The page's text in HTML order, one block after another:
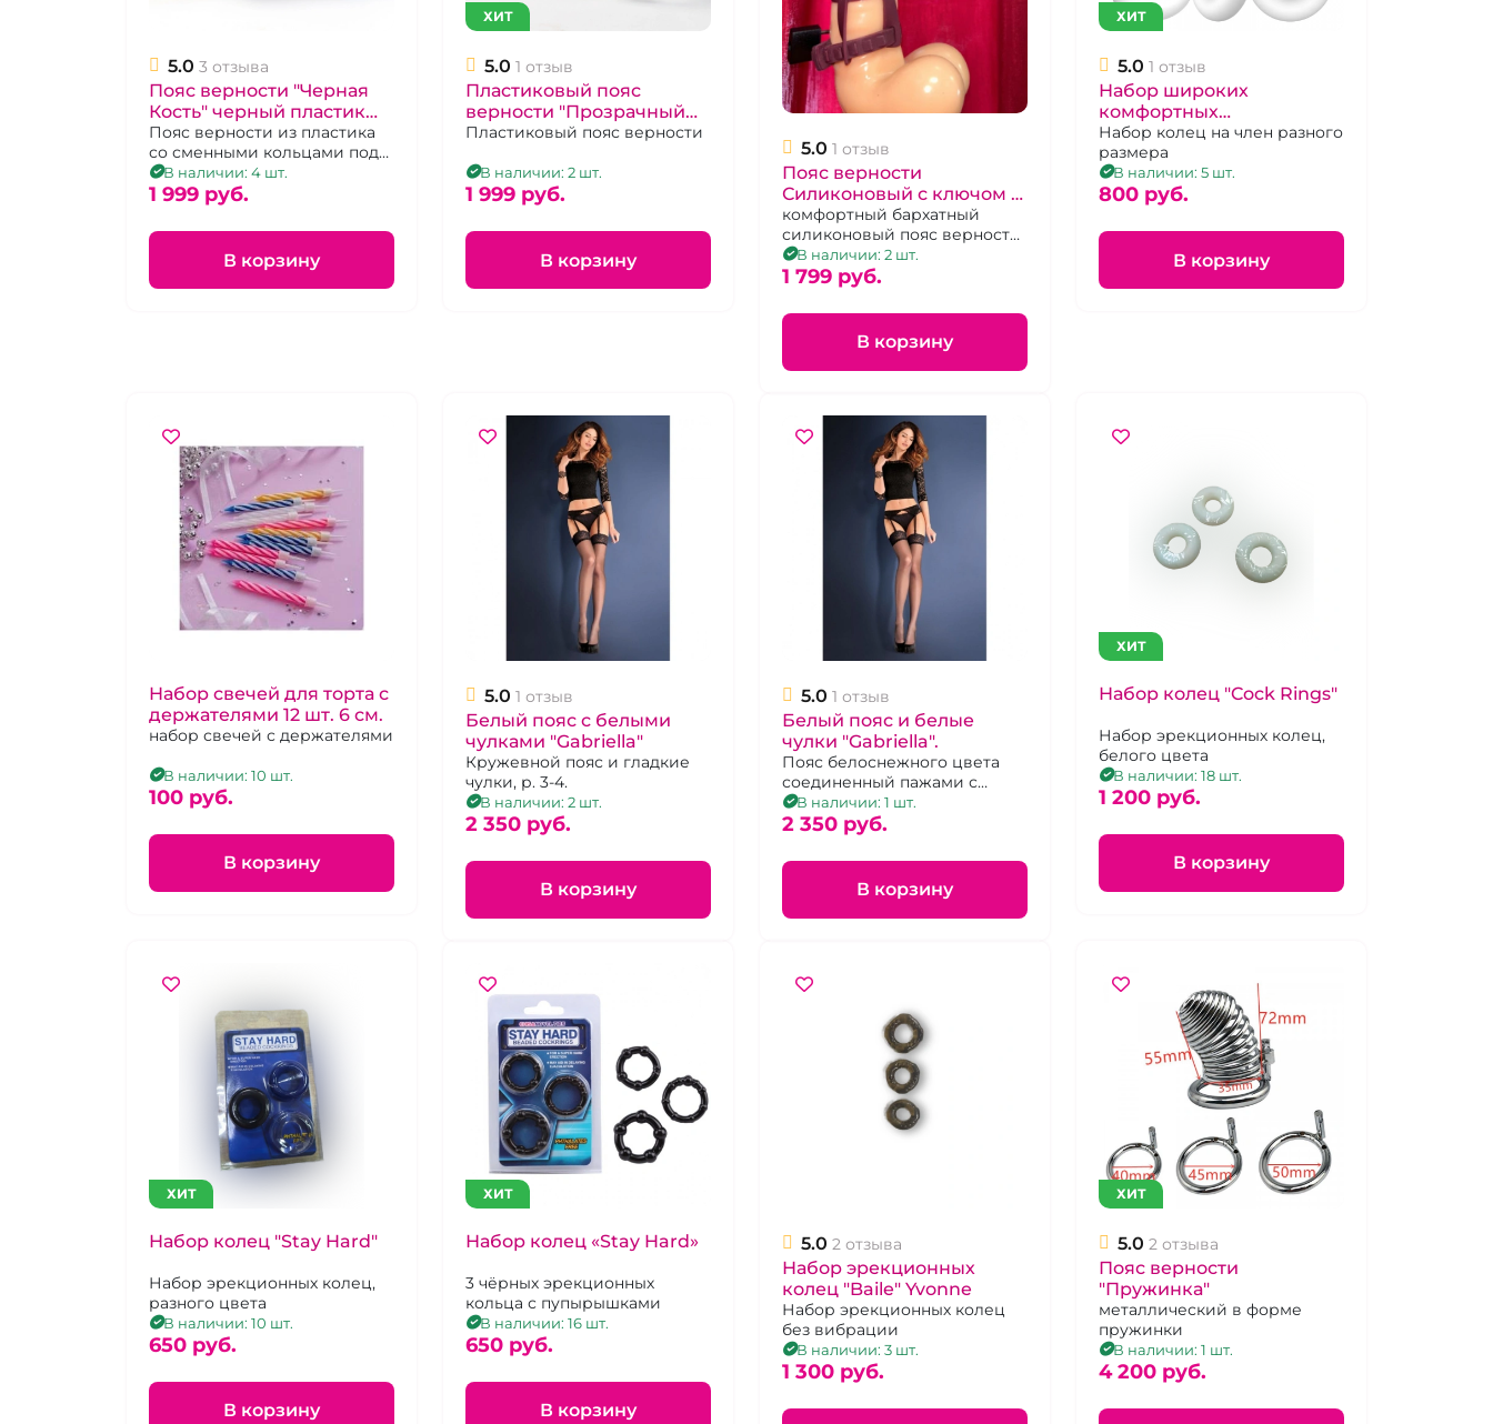
5.0 3 отзыва
Пояс верности "Черная
Кость" черный пластик
6*3,5 см , набор колец,
замок и ключи
Пояс верности из пластика
со сменными кольцами под
мошонку с замком
В наличии: 4 шт.
1 999 pуб.
В корзину
ХИТ
5.0 1 отзыв
Пластиковый пояс
верности "Прозрачный
лед" 6*3,5 см , набор
Пластиковый пояс верности
В наличии: 2 шт.
1 999 pуб.
В корзину
5.0 1 отзыв
Пояс верности
Силиконовый с ключом и
пломбами "Lola"
комфортный бархатный
силиконовый пояс верности
- должен быть в арсенале
каждой женщины
В наличии: 2 шт.
1 799 pуб.
В корзину
ХИТ
5.0 1 отзыв
Набор широких
комфортных
эрекционных колец "Cock
Rings" белые разного
размера
Набор колец на член разного
размера
В наличии: 5 шт.
800 pуб.
В корзину
Набор свечей для торта с
держателями 12 шт. 6 см.
набор свечей с держателями
В наличии: 10 шт.
100 pуб.
В корзину
5.0 1 отзыв
Белый пояс с белыми
чулками "Gabriella"
Кружевной пояс и гладкие
чулки, р. 3-4.
В наличии: 2 шт.
2 350 pуб.
В корзину
5.0 1 отзыв
Белый пояс и белые
чулки "Gabriella".
Пояс белоснежного цвета
соединенный пажами с
чулками, р. 1-2
В наличии: 1 шт.
2 350 pуб.
В корзину
ХИТ
Набор колец "Cock Rings"
Набор эрекционных колец,
белого цвета
В наличии: 18 шт.
1 200 pуб.
В корзину
ХИТ
Набор колец "Stay Hard"
Набор эрекционных колец,
разного цвета
В наличии: 10 шт.
650 pуб.
В корзину
ХИТ
Набор колец «Stay Hard»
3 чёрных эрекционных
кольца с пупырышками
В наличии: 16 шт.
650 pуб.
В корзину
5.0 2 отзыва
Набор эрекционных
колец "Baile" Yvonne
Набор эрекционных колец
без вибрации
В наличии: 3 шт.
1 300 pуб.
ХИТ
5.0 2 отзыва
Пояс верности
"Пружинка"
металлический в форме
пружинки
В наличии: 1 шт.
4 200 pуб.